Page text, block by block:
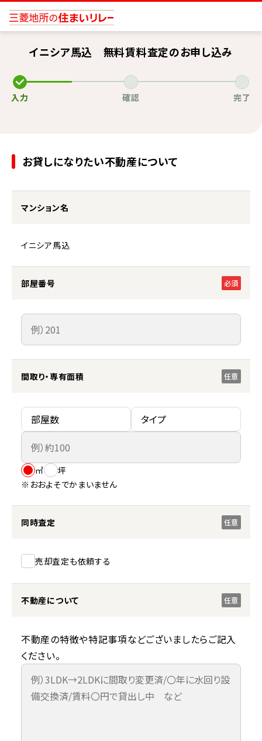
イニシア馬込 無料賃料査定のお申し込み
入力 確認 完了
お貸しになりたい不動産について
マンション名
イニシア馬込
部屋番号 必須
間取り・専有面積 任意
㎡
坪
※おおよそでかまいません
同時査定 任意
売却査定も依頼する
不動産について 任意
不動産の特徴や特記事項などございましたらご記入
ください。